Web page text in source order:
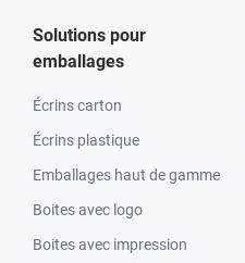
Solutions pour
emballages
Écrins carton
Écrins plastique
Emballages haut de gamme
Boites avec logo
Boites avec impression